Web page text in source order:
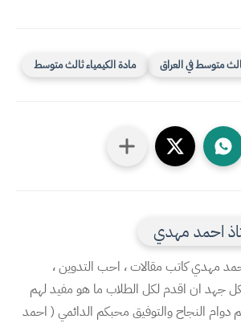
متوسط في العراق مادة الكيمياء ثالث متوسط
احمد مهدي
مهدي كاتب مقالات ، احب التدوين ،
جهد ان اقدم لكل الطلاب ما هو مفيد لهم
دوام النجاح والتوفيق محبكم الدائمي ( احمد